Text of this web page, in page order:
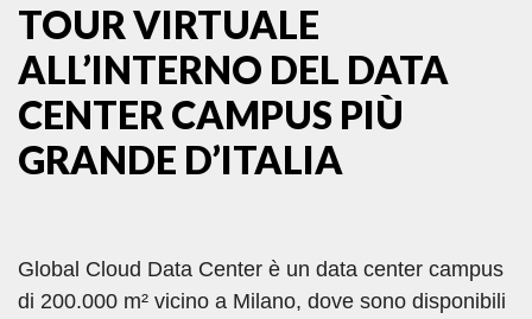
TOUR VIRTUALE
ALL’INTERNO DEL DATA
CENTER CAMPUS PIÙ
GRANDE D’ITALIA
Global Cloud Data Center è un data center campus
di 200.000 m² vicino a Milano, dove sono disponibili